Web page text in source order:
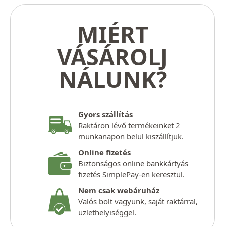
MIÉRT
VÁSÁROLJ
NÁLUNK?
Gyors szállítás
Raktáron lévő termékeinket 2
munkanapon belül kiszállítjuk.
Online fizetés
Biztonságos online bankkártyás
fizetés SimplePay-en keresztül.
Nem csak webáruház
Valós bolt vagyunk, saját raktárral,
üzlethelyiséggel.